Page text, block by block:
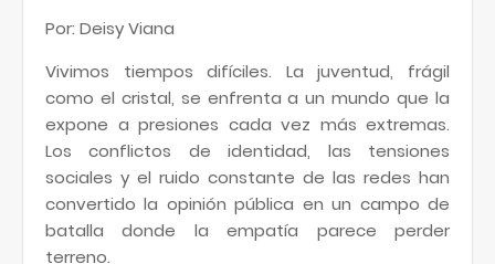
Por: Deisy Viana
Vivimos tiempos difíciles. La juventud, frágil
como el cristal, se enfrenta a un mundo que la
expone a presiones cada vez más extremas.
Los conflictos de identidad, las tensiones
sociales y el ruido constante de las redes han
convertido la opinión pública en un campo de
batalla donde la empatía parece perder
terreno.